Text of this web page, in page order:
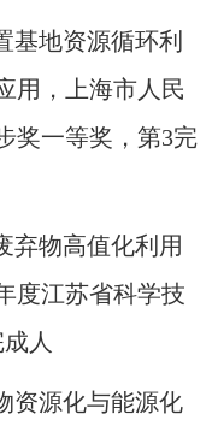
基地资源循环利
用，上海市人民
奖一等奖，第3完
弃物高值化利用
度江苏省科学技
人
资源化与能源化